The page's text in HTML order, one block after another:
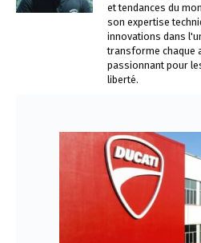
et tendances du
son expertise
innovations dans
transforme chaque
passionnant pour
liberté.